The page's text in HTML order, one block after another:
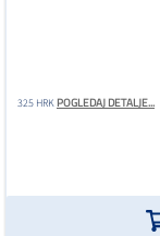
325 HRKPOGLEDAJ DETALJE...